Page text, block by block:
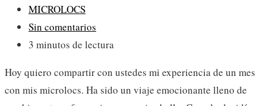
Categoría
de
la
MICROLOCS
Comentarios
de
entrada:
Sin comentarios
Tiempo
lectura:
3 minutos de lectura
Hoy quiero compartir con ustedes mi experiencia de un mes
con mis microlocs. Ha sido un viaje emocionante lleno de